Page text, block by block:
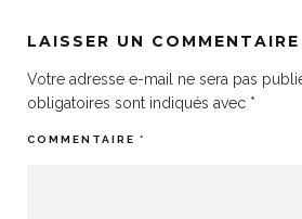
LAISSER UN COMMENTAIRE
Votre adresse e-mail ne sera pas
obligatoires sont indiqués avec *
COMMENTAIRE *